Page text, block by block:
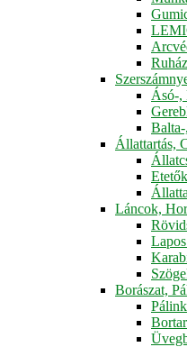
Ásó-,
Állattartás,
Láncok,
Borászat,